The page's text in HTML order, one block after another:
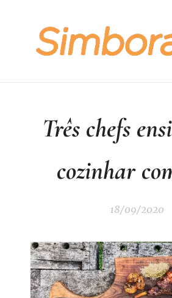
Três chefs
cozinhar
18/09/2020